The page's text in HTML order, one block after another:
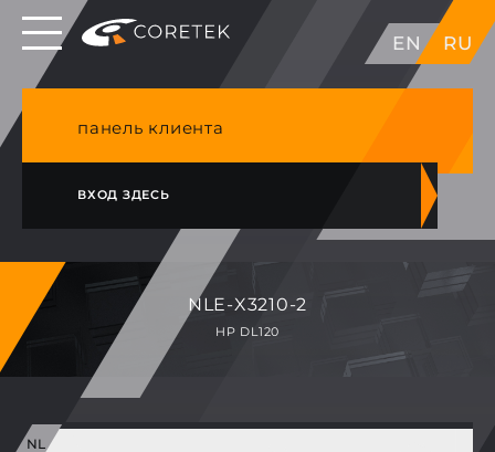
EN RU
Выделенные серверы в ЕС, Японии, ГК, США
NVME VPS & cPanel премиум хостинг в
панель клиента
ВХОД ЗДЕСЬ
NLE-X3210-2
HP DL120